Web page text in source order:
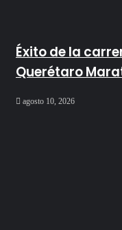
Éxito de la
Querétaro
agosto 10, 2026